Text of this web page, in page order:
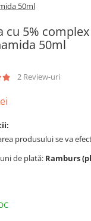
50ml
cu 5%
50ml
2 Review-uri
produsului se va
de plată: Ramburs